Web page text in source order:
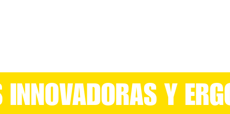
INNOVADORAS Y